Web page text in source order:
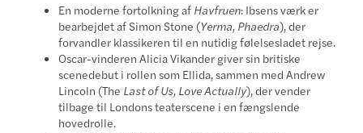
En moderne fortolkning af Havfruen: Ibsens værk er
bearbejdet af Simon Stone (Yerma, Phaedra), der
forvandler klassikeren til en nutidig følelsesladet rejse.
Oscar-vinderen Alicia Vikander giver sin britiske
scenedebut i rollen som Ellida, sammen med Andrew
Lincoln (The Last of Us, Love Actually), der vender
tilbage til Londons teaterscene i en fængslende
hovedrolle.